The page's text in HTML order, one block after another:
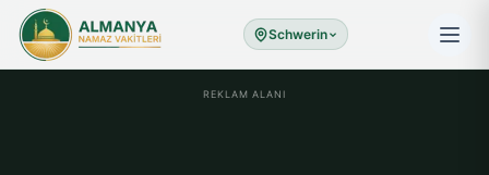
Schwerin
REKLAM ALANI